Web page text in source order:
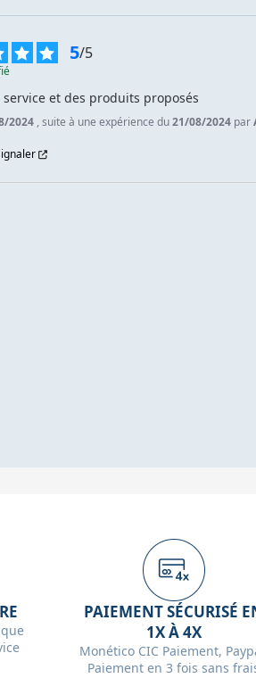
5/5
et des produits proposés
2024 , suite à une expérience du21/08/2024 par
PAIEMENT SÉCURISÉ
1X À 4X
Monético CIC Paiement,
Paiement en 3 fois sans